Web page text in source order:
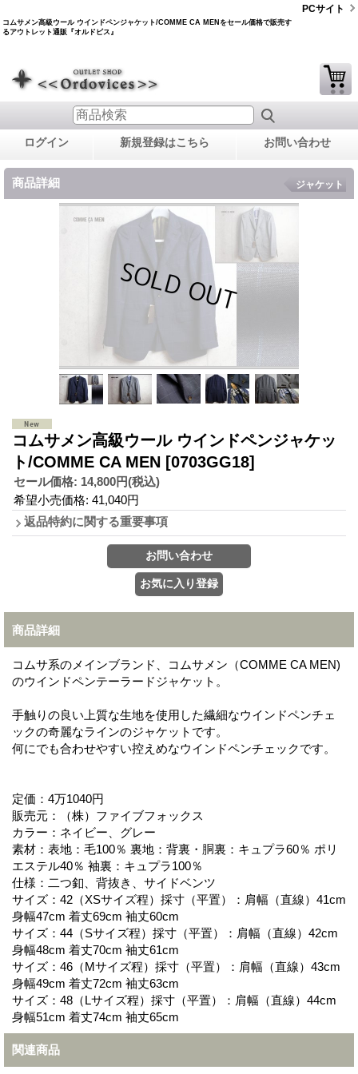
コムサメン高級ウール ウインドペンジャケット/COMME CA MENをセール価格で販売す
るアウトレット通販『オルドビス』
PCサイト
ログイン 新規登録はこちら お問い合わせ
商品詳細 ジャケット
コムサメン高級ウール ウインドペンジャケッ
ト/COMME CA MEN [0703GG18]
セール価格: 14,800円(税込)
希望小売価格: 41,040円
返品特約に関する重要事項
商品詳細
コムサ系のメインブランド、コムサメン（COMME CA MEN)
のウインドペンテーラードジャケット。
手触りの良い上質な生地を使用した繊細なウインドペンチェ
ックの奇麗なラインのジャケットです。
何にでも合わせやすい控えめなウインドペンチェックです。
定価：4万1040円
販売元：（株）ファイブフォックス
カラー：ネイビー、グレー
素材：表地：毛100％ 裏地：背裏・胴裏：キュプラ60％ ポリ
エステル40％ 袖裏：キュプラ100％
仕様：二つ釦、背抜き、サイドベンツ
サイズ：42（XSサイズ程）採寸（平置）：肩幅（直線）41cm
身幅47cm 着丈69cm 袖丈60cm
サイズ：44（Sサイズ程）採寸（平置）：肩幅（直線）42cm
身幅48cm 着丈70cm 袖丈61cm
サイズ：46（Mサイズ程）採寸（平置）：肩幅（直線）43cm
身幅49cm 着丈72cm 袖丈63cm
サイズ：48（Lサイズ程）採寸（平置）：肩幅（直線）44cm
身幅51cm 着丈74cm 袖丈65cm
関連商品